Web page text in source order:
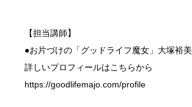
【担当講師】
●お片づけの「グッドライフ魔女」大塚裕美
詳しいプロフィールはこちらから
https://goodlifemajo.com/profile